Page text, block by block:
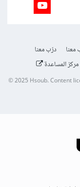
درّب معنا
مركز المساعدة
© 2025Hsoub.Content